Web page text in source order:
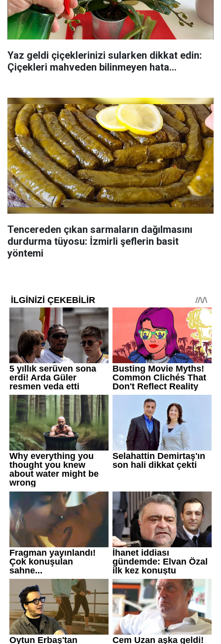
Yaz geldi çiçeklerinizi sularken dikkat edin:
Çiçekleri mahveden bilinmeyen hata...
Tencereden çıkan sarmaların dağılmasını
durdurma tüyosu: İzmirli şeflerin basit
yöntemi